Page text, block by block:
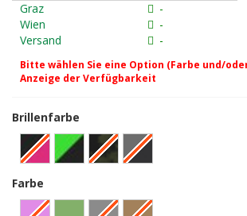
Graz
-
Wien
-
Versand
-
Bitte wählen Sie eine Option (Farbe und/
Anzeige der Verfügbarkeit
Brillenfarbe
Farbe